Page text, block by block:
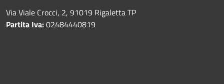
Via Viale Crocci, 2, 91019 Rigaletta TP
Partita Iva:02484440819